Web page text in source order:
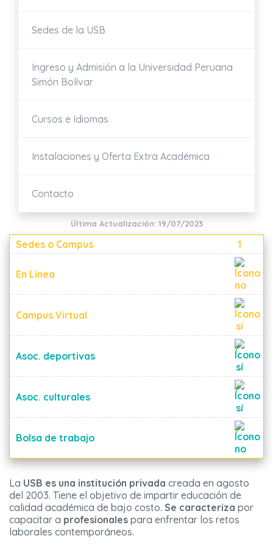
Sedes de la USB
Ingreso y Admisión a la Universidad Peruana
Simón Bolívar
Cursos e Idiomas
Instalaciones y Oferta Extra Académica
Contacto
Última Actualización: 19/07/2023
Sedes o Campus 1
En Línea
Campus Virtual
Asoc. deportivas
Asoc. culturales
Bolsa de trabajo
La USB es una institución privada creada en agosto
del 2003. Tiene el objetivo de impartir educación de
calidad académica de bajo costo. Se caracteriza por
capacitar a profesionales para enfrentar los retos
laborales contemporáneos.